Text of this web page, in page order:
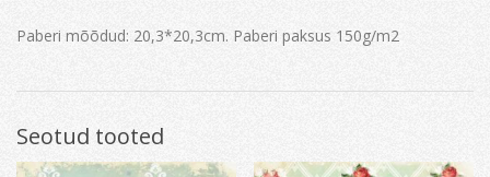
Paberi mõõdud: 20,3*20,3cm. Paberi paksus 150g/m2
Seotud tooted